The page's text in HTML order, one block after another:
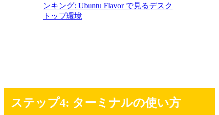
ンキング: Ubuntu Flavor で見るデスク
トップ環境
ステップ4: ターミナルの使い方